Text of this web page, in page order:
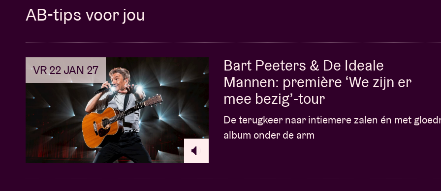
bevinden tussen ballet, acrobatie, hedendaagse dans en danstheater en zo een nieuwe
Kampioenen: zijn jullie klaar?
AB-tips voor jou
VR 22 JAN 27
Bart Peeters & De Ideale
Mannen: première ‘We zijn er
mee bezig’-tour
De terugkeer naar intiemere zalen én met
album onder de arm